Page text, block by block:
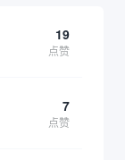
19
点赞
7
点赞